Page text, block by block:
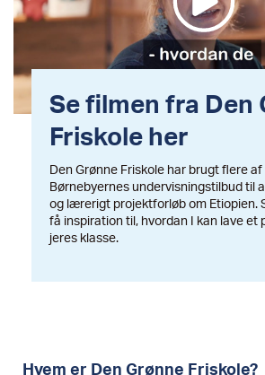
Se filmen fra Den
Friskole her
Den Grønne Friskole har brugt flere af
Børnebyernes undervisningstilbud til
og lærerigt projektforløb om Etiopien.
få inspiration til, hvordan I kan lave et
jeres klasse.
Hvem er Den Grønne Friskole?